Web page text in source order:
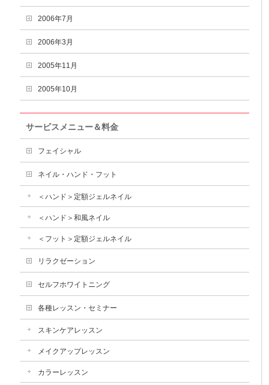
2006年7月
2006年3月
2005年11月
2005年10月
サービスメニュー＆料金
フェイシャル
ネイル・ハンド・フット
＜ハンド＞定額ジェルネイル
＜ハンド＞和風ネイル
＜フット＞定額ジェルネイル
リラクゼーション
セルフホワイトニング
各種レッスン・セミナー
スキンケアレッスン
メイクアップレッスン
カラーレッスン